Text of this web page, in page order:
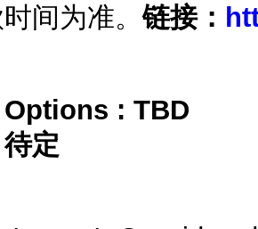
间为准。链接：
: TBD
定